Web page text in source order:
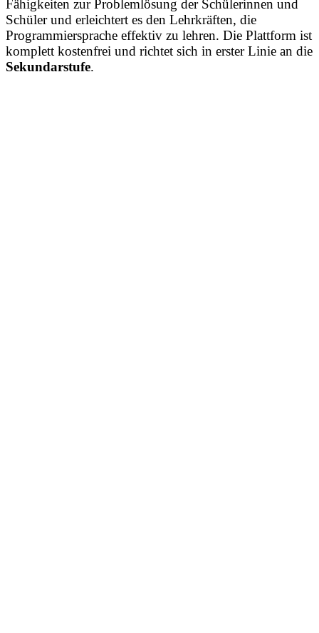
Fähigkeiten zur Problemlösung der Schülerinnen und
Schüler und erleichtert es den Lehrkräften, die
Programmiersprache effektiv zu lehren. Die Plattform ist
komplett kostenfrei und richtet sich in erster Linie an die
Sekundarstufe.